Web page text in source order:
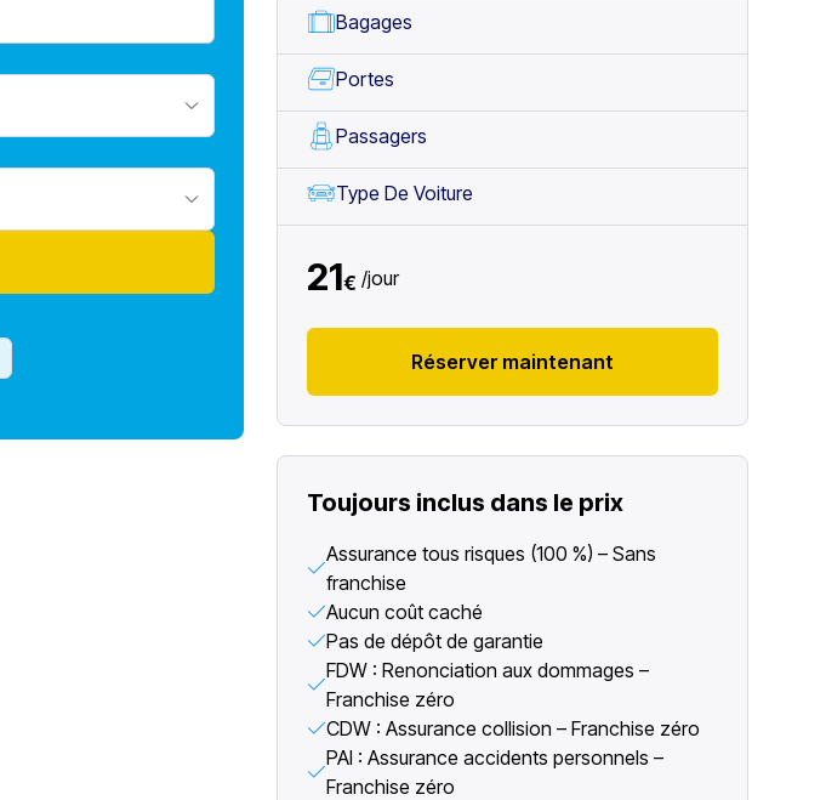
Bagages
Portes
Passagers
Type De Voiture
21€ /jour
Réserver maintenant
Toujours inclus dans le prix
Assurance tous risques (100 %) – Sans
franchise
Aucun coût caché
Pas de dépôt de garantie
FDW : Renonciation aux dommages –
Franchise zéro
CDW : Assurance collision – Franchise zéro
PAI : Assurance accidents personnels –
Franchise zéro